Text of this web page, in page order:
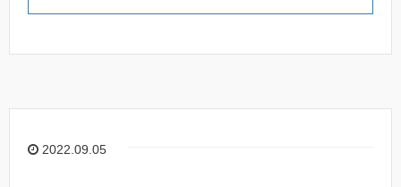
2022.09.05